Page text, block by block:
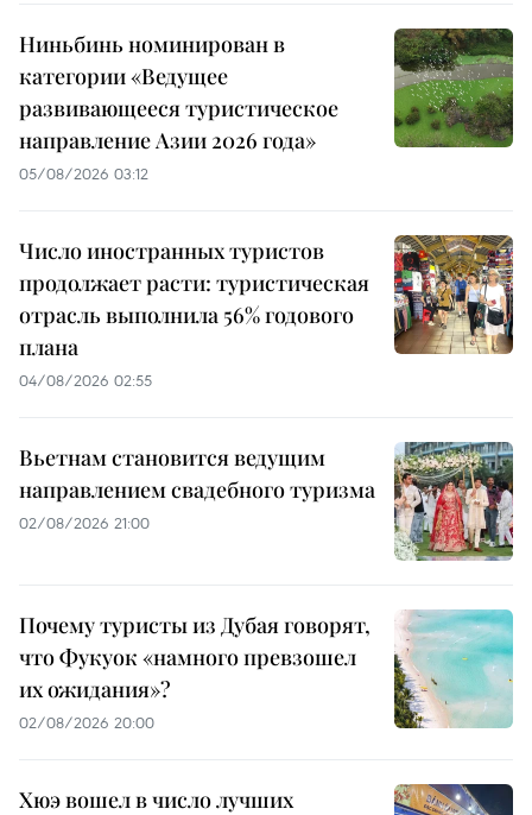
Ниньбинь номинирован в
категории «Ведущее
развивающееся туристическое
направление Азии 2026 года»
05/08/2026 03:12
Число иностранных туристов
продолжает расти: туристическая
отрасль выполнила 56% годового
плана
04/08/2026 02:55
Вьетнам становится ведущим
направлением свадебного туризма
02/08/2026 21:00
Почему туристы из Дубая говорят,
что Фукуок «намного превзошел
их ожидания»?
02/08/2026 20:00
Хюэ вошел в число лучших